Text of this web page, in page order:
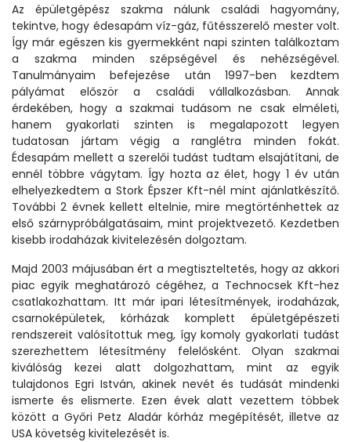
Az épületgépész szakma nálunk családi hagyomány,
tekintve, hogy édesapám víz-gáz, fűtésszerelő mester volt.
Így már egészen kis gyermekként napi szinten találkoztam
a szakma minden szépségével és nehézségével.
Tanulmányaim befejezése után 1997-ben kezdtem
pályámat először a családi vállalkozásban. Annak
érdekében, hogy a szakmai tudásom ne csak elméleti,
hanem gyakorlati szinten is megalapozott legyen
tudatosan jártam végig a ranglétra minden fokát.
Édesapám mellett a szerelői tudást tudtam elsajátítani, de
ennél többre vágytam. Így hozta az élet, hogy 1 év után
elhelyezkedtem a Stork Épszer Kft-nél mint ajánlatkészítő.
További 2 évnek kellett eltelnie, mire megtörténhettek az
első szárnypróbálgatásaim, mint projektvezető. Kezdetben
kisebb irodaházak kivitelezésén dolgoztam.
Majd 2003 májusában ért a megtiszteltetés, hogy az akkori
piac egyik meghatározó cégéhez, a Technocsek Kft-hez
csatlakozhattam. Itt már ipari létesítmények, irodaházak,
csarnoképületek, kórházak komplett épületgépészeti
rendszereit valósítottuk meg, így komoly gyakorlati tudást
szerezhettem létesítmény felelősként. Olyan szakmai
kiválóság kezei alatt dolgozhattam, mint az egyik
tulajdonos Egri István, akinek nevét és tudását mindenki
ismerte és elismerte. Ezen évek alatt vezettem többek
között a Győri Petz Aladár kórház megépítését, illetve az
USA követség kivitelezését is.